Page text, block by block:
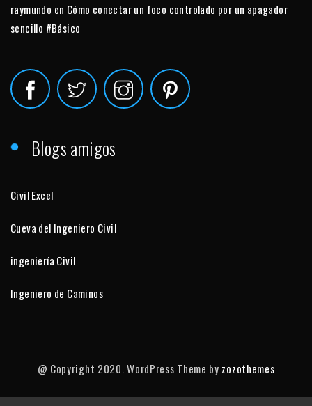
raymundo en Cómo conectar un foco controlado por un apagador
sencillo #Básico
Blogs amigos
Civil Excel
Cueva del Ingeniero Civil
ingeniería Civil
Ingeniero de Caminos
@ Copyright 2020. WordPress Theme by zozothemes